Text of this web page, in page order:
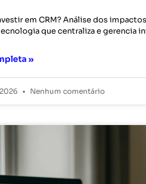
em CRM? Análise dos
que centraliza e gerencia
»
Nenhum comentário